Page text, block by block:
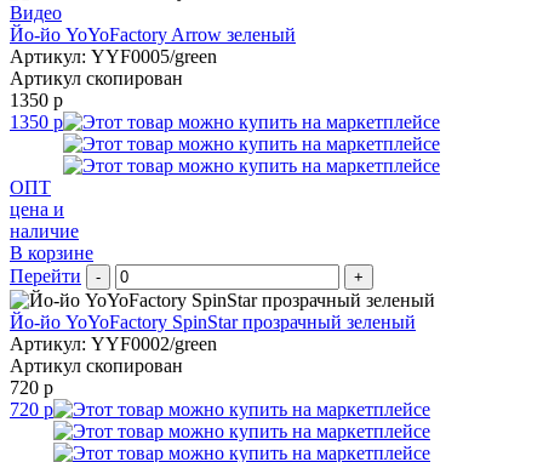
Видео
Йо-йо YoYoFactory Arrow зеленый
Артикул: YYF0005/green
Артикул скопирован
1350 р
1350 р
ОПТ
цена и
наличие
В корзине
Перейти
- +
Йо-йо YoYoFactory SpinStar прозрачный зеленый
Артикул: YYF0002/green
Артикул скопирован
720 р
720 р